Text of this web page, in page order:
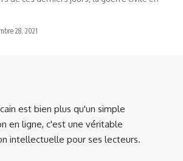
28, 2021
est bien plus qu'un simple
en ligne, c'est une véritable
intellectuelle pour ses lecteurs.